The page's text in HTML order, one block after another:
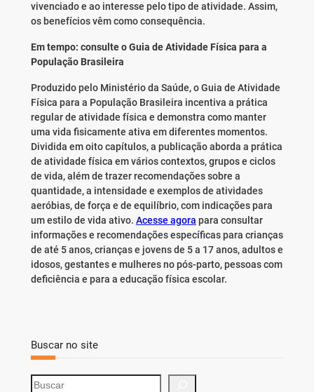
vivenciado e ao interesse pelo tipo de atividade. Assim,
os benefícios vêm como consequência.
Em tempo: consulte o Guia de Atividade Física para a
População Brasileira
Produzido pelo Ministério da Saúde, o Guia de Atividade
Física para a População Brasileira incentiva a prática
regular de atividade física e demonstra como manter
uma vida fisicamente ativa em diferentes momentos.
Dividida em oito capítulos, a publicação aborda a prática
de atividade física em vários contextos, grupos e ciclos
de vida, além de trazer recomendações sobre a
quantidade, a intensidade e exemplos de atividades
aeróbias, de força e de equilíbrio, com indicações para
um estilo de vida ativo. Acesse agora para consultar
informações e recomendações específicas para crianças
de até 5 anos, crianças e jovens de 5 a 17 anos, adultos e
idosos, gestantes e mulheres no pós-parto, pessoas com
deficiência e para a educação física escolar.
Buscar no site
S